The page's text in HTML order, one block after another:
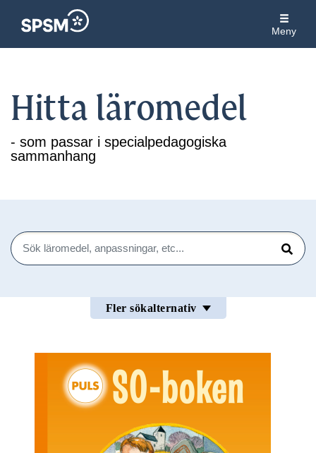
Meny
Hitta läromedel
- som passar i specialpedagogiska
sammanhang
Sök
Sök
Fler sökalternativ